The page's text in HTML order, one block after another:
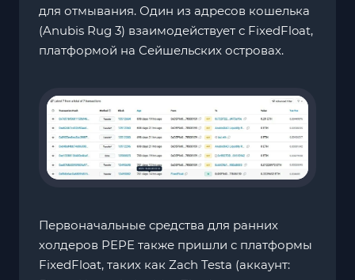
для отмывания. Один из адресов кошелька
(Anubis Rug 3) взаимодействует с FixedFloat,
платформой на Сейшельских островах.
Первоначальные средства для ранних
холдеров PEPE также пришли с платформы
FixedFloat, таких как Zach Testa (аккаунт: